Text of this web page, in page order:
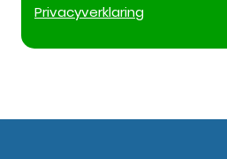
Privacyverklaring